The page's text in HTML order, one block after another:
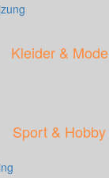
Kleider & Mode
Sport & Hobby